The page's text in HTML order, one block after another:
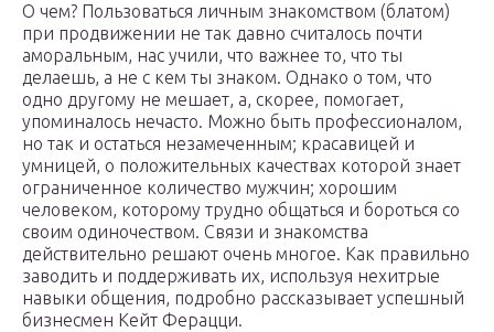
О чем? Пользоваться личным знакомством (блатом)
при продвижении не так давно считалось почти
аморальным, нас учили, что важнее то, что ты
делаешь, а не с кем ты знаком. Однако о том, что
одно другому не мешает, а, скорее, помогает,
упоминалось нечасто. Можно быть профессионалом,
но так и остаться незамеченным; красавицей и
умницей, о положительных качествах которой знает
ограниченное количество мужчин; хорошим
человеком, которому трудно общаться и бороться со
своим одиночеством. Связи и знакомства
действительно решают очень многое. Как правильно
заводить и поддерживать их, используя нехитрые
навыки общения, подробно рассказывает успешный
бизнесмен Кейт Ферацци.